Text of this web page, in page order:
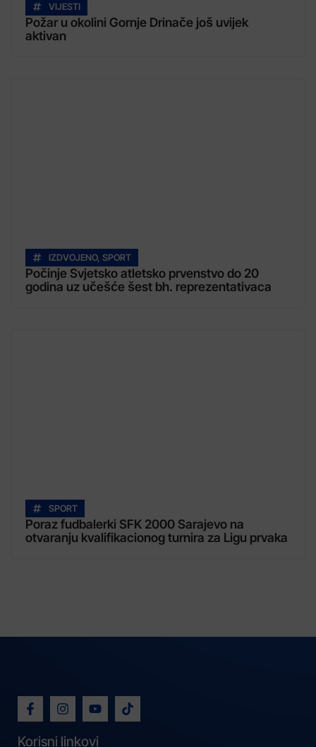
VIJESTI
Požar u okolini Gornje Drinače još uvijek
aktivan
IZDVOJENO, SPORT
Počinje Svjetsko atletsko prvenstvo do 20
godina uz učešće šest bh. reprezentativaca
SPORT
Poraz fudbalerki SFK 2000 Sarajevo na
otvaranju kvalifikacionog turnira za Ligu prvaka
Korisni linkovi